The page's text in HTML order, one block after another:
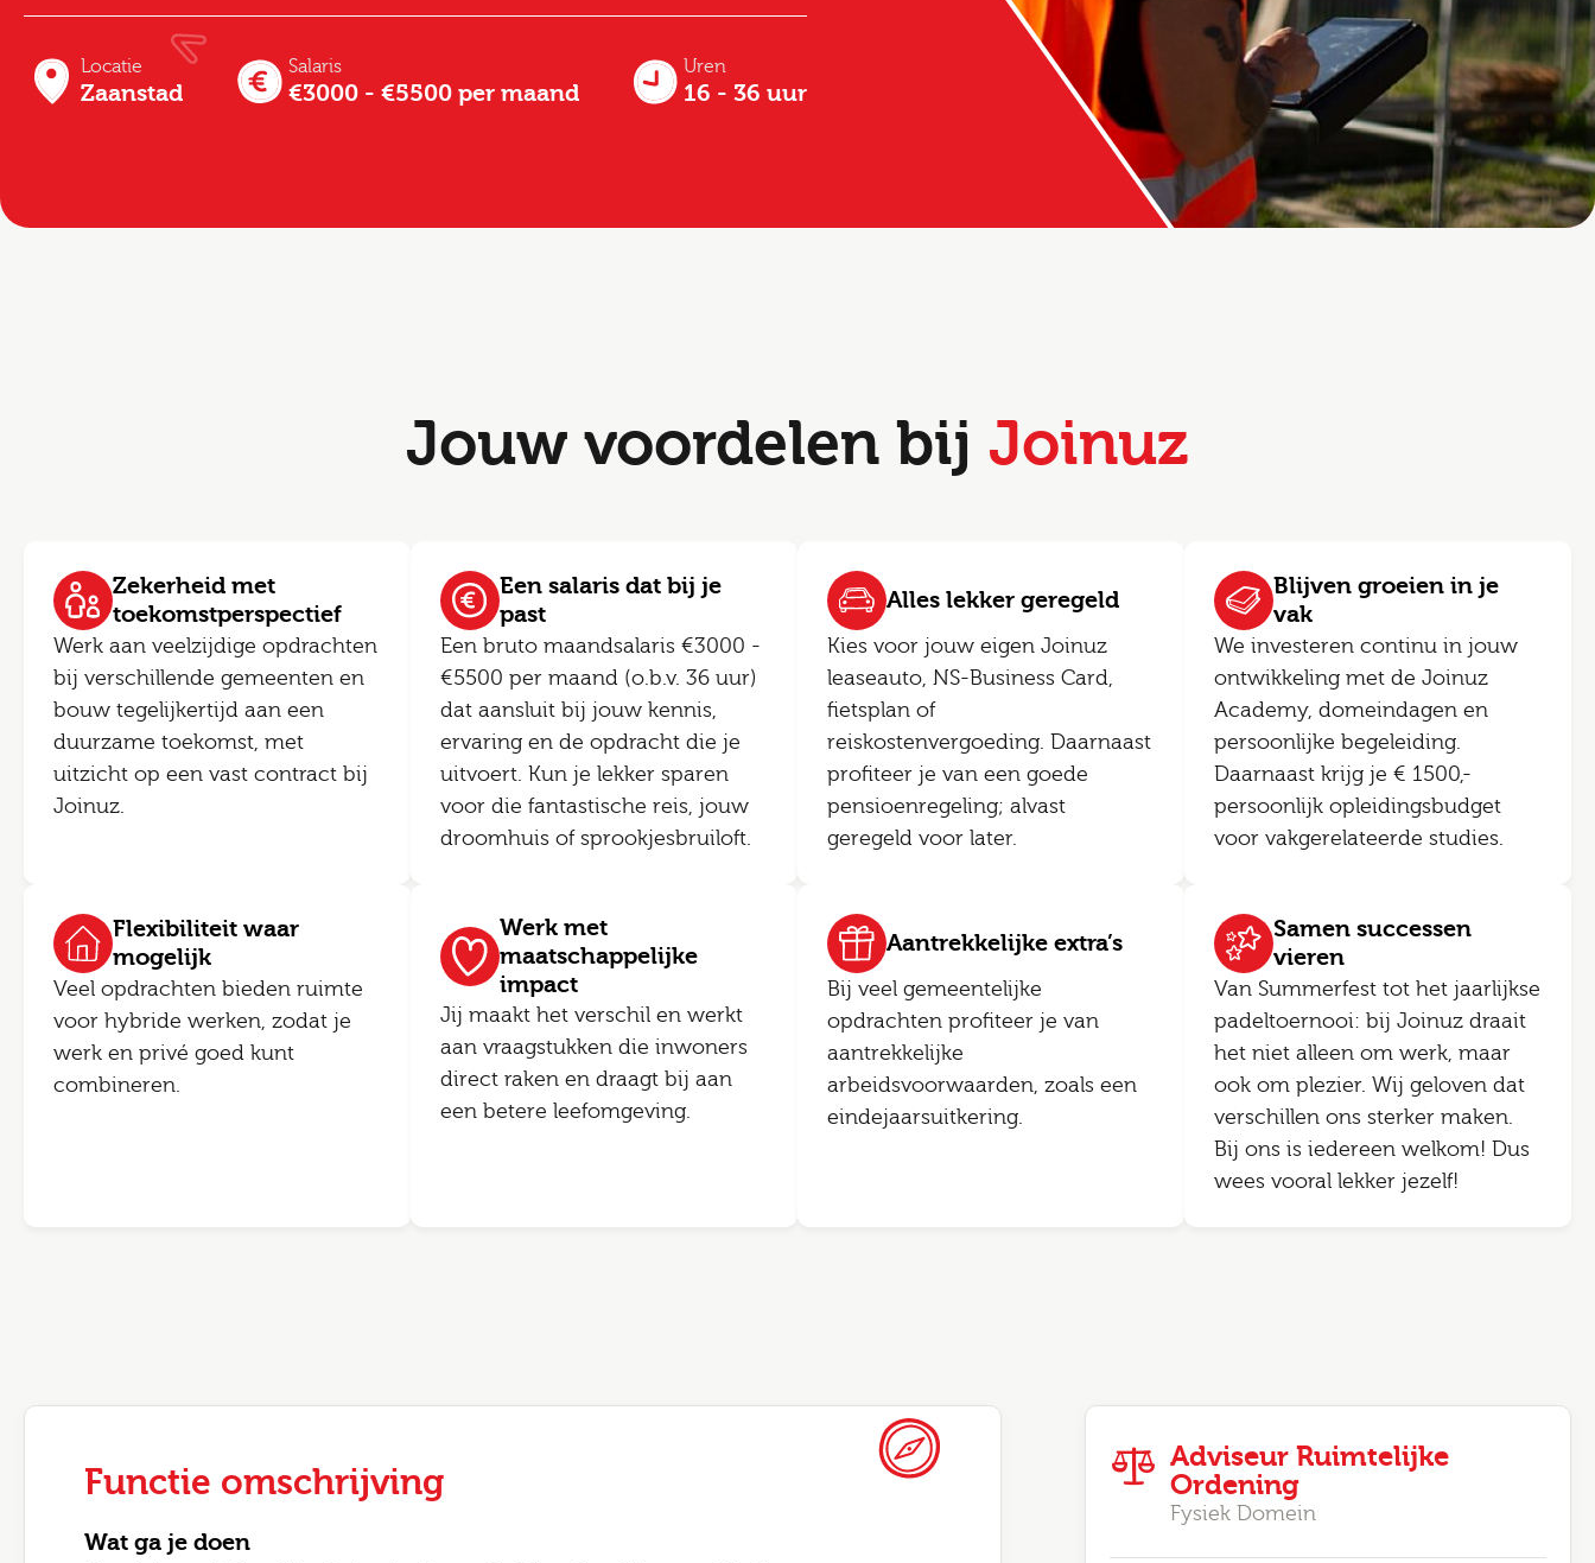
Locatie
Zaanstad
Salaris
€3000 - €5500 per maand
Uren
16 - 36 uur
Jouw voordelen bij Joinuz
Zekerheid met
toekomstperspectief
Werk aan veelzijdige opdrachten
bij verschillende gemeenten en
bouw tegelijkertijd aan een
duurzame toekomst, met
uitzicht op een vast contract bij
Joinuz.
Een salaris dat bij je
past
Een bruto maandsalaris €3000 -
€5500 per maand (o.b.v. 36 uur)
dat aansluit bij jouw kennis,
ervaring en de opdracht die je
uitvoert. Kun je lekker sparen
voor die fantastische reis, jouw
droomhuis of sprookjesbruiloft.
Alles lekker geregeld
Kies voor jouw eigen Joinuz
leaseauto, NS-Business Card,
fietsplan of
reiskostenvergoeding. Daarnaast
profiteer je van een goede
pensioenregeling; alvast
geregeld voor later.
Blijven groeien in je
vak
We investeren continu in jouw
ontwikkeling met de Joinuz
Academy, domeindagen en
persoonlijke begeleiding.
Daarnaast krijg je € 1500,-
persoonlijk opleidingsbudget
voor vakgerelateerde studies.
Flexibiliteit waar
mogelijk
Veel opdrachten bieden ruimte
voor hybride werken, zodat je
werk en privé goed kunt
combineren.
Werk met
maatschappelijke
impact
Jij maakt het verschil en werkt
aan vraagstukken die inwoners
direct raken en draagt bij aan
een betere leefomgeving.
Aantrekkelijke extra’s
Bij veel gemeentelijke
opdrachten profiteer je van
aantrekkelijke
arbeidsvoorwaarden, zoals een
eindejaarsuitkering.
Samen successen
vieren
Van Summerfest tot het jaarlijkse
padeltoernooi: bij Joinuz draait
het niet alleen om werk, maar
ook om plezier. Wij geloven dat
verschillen ons sterker maken.
Bij ons is iedereen welkom! Dus
wees vooral lekker jezelf!
Functie omschrijving
Wat ga je doen
Adviseur Ruimtelijke
Ordening
Fysiek Domein